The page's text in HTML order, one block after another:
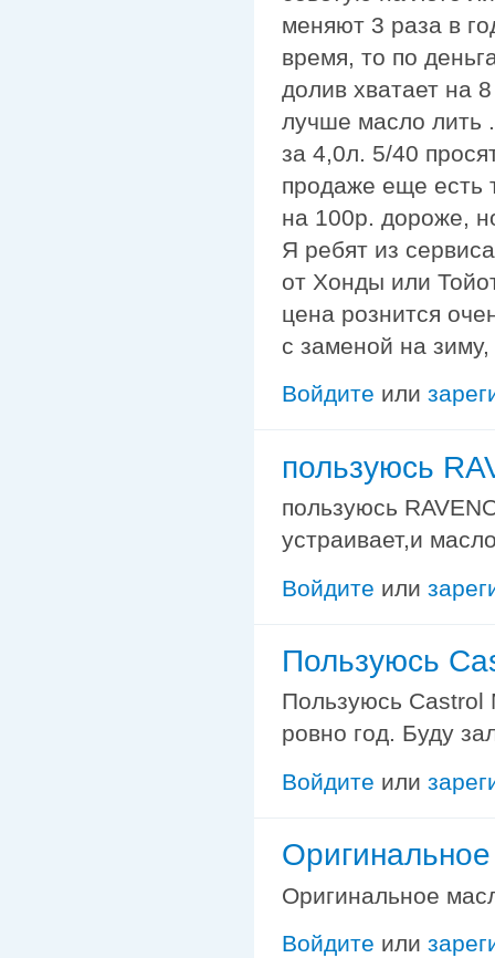
меняют 3 раза в
время, то по
долив хватает на
лучше масло лить
за 4,0л. 5/40
продаже еще есть
на 100р. дороже,
Я ребят из
от Хонды или
цена рознится
с заменой на
Войдите или
пользуюсь
пользуюсь
устраивает,и
Войдите или
Пользуюсь
Пользуюсь Castrol
ровно год. Буду
Войдите или
Оригинальное
Войдите или